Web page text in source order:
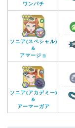
ワンパチ
ソニア(スペシャル)
＆
アマージョ
ソニア(アカデミー)
＆
アーマーガア